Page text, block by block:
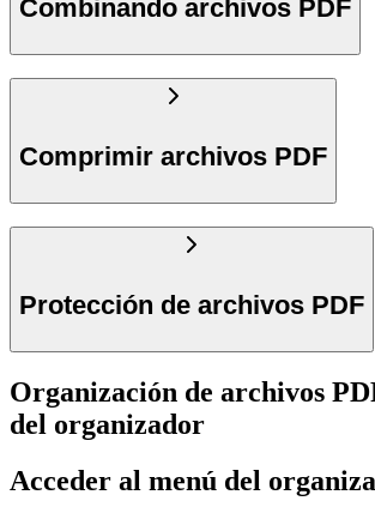
Combinando archivos PDF
Comprimir archivos PDF
Protección de archivos PDF
Organización de archivos
del organizador
Acceder al menú del